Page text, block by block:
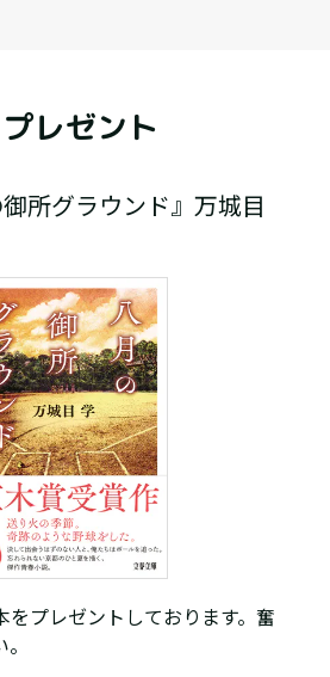
プレゼント
所グラウンド』万城目
をプレゼントしております。奮